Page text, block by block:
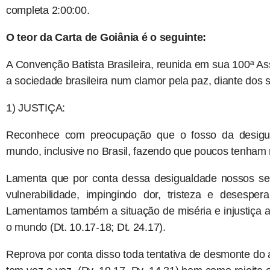
completa 2:00:00.
O teor da Carta de Goiânia é o seguinte:
A Convenção Batista Brasileira, reunida em sua 100ª
a sociedade brasileira num clamor pela paz, diante dos
1) JUSTIÇA:
Reconhece com preocupação que o fosso da
mundo, inclusive no Brasil, fazendo que poucos
Lamenta que por conta dessa desigualdade nossos
vulnerabilidade, impingindo dor, tristeza e
Lamentamos também a situação de miséria e injustiça
o mundo (Dt. 10.17-18; Dt. 24.17).
Reprova por conta disso toda tentativa de desmonte